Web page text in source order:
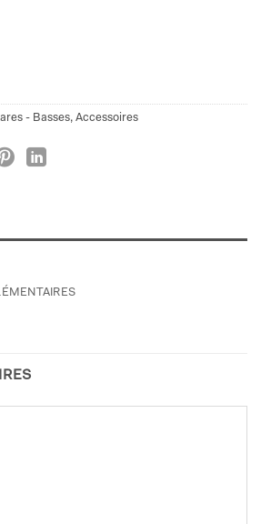
- Basses, Accessoires